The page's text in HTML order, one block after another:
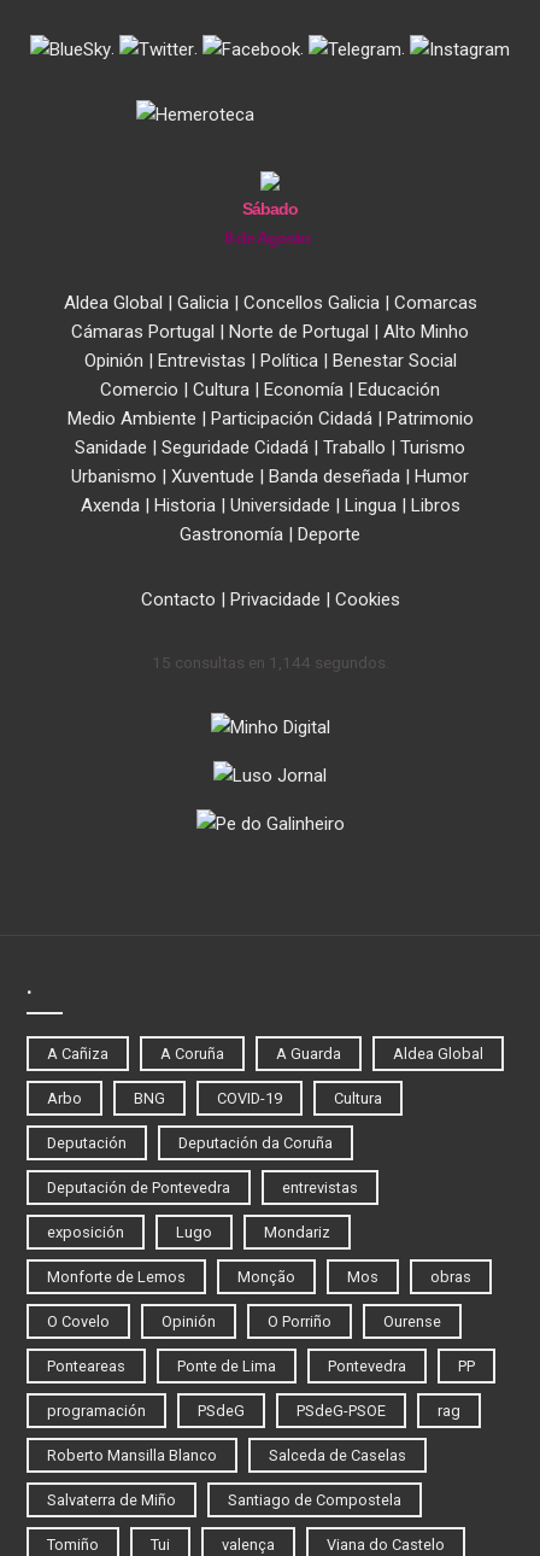
. . . .
Sábado
8 de Agosto
Aldea Global | Galicia| Concellos Galicia| Comarcas
Cámaras Portugal | Norte de Portugal | Alto Minho
Opinión | Entrevistas | Política| Benestar Social
Comercio | Cultura | Economía | Educación
Medio Ambiente | Participación Cidadá| Patrimonio
Sanidade | Seguridade Cidadá | Traballo | Turismo
Urbanismo | Xuventude | Banda deseñada | Humor
Axenda| Historia| Universidade | Lingua| Libros
Gastronomía | Deporte
Contacto | Privacidade | Cookies
15 consultas en 1,144 segundos.
.
A Cañiza A Coruña A Guarda Aldea Global
Arbo BNG COVID-19 Cultura
Deputación Deputación da Coruña
Deputación de Pontevedra entrevistas
exposición Lugo Mondariz
Monforte de Lemos Monção Mos obras
O Covelo Opinión O Porriño Ourense
Ponteareas Ponte de Lima Pontevedra PP
programación PSdeG PSdeG-PSOE rag
Roberto Mansilla Blanco Salceda de Caselas
Salvaterra de Miño Santiago de Compostela
Tomiño Tui valença Viana do Castelo